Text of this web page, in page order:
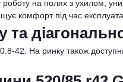
на полях з ухилом,
комфорт під час
42. На ринку також